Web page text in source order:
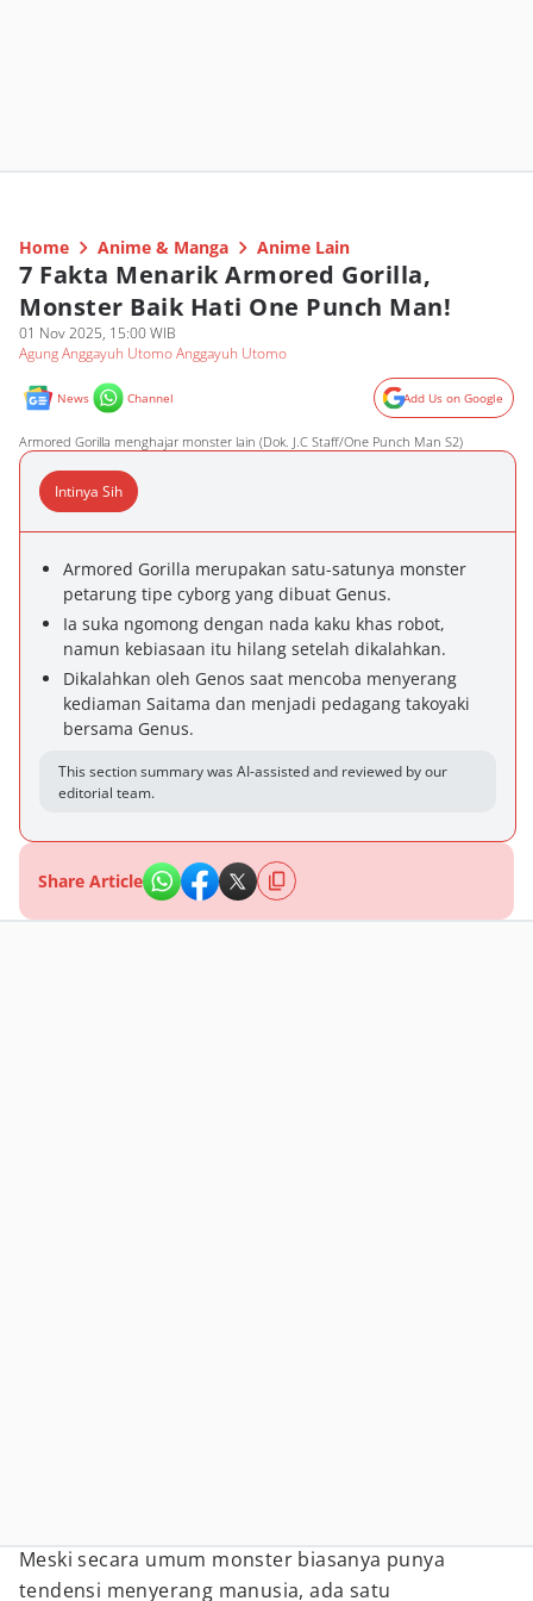
Home Anime & Manga Anime Lain
7 Fakta Menarik Armored Gorilla,
Monster Baik Hati One Punch Man!
01 Nov 2025, 15:00 WIB
Agung Anggayuh Utomo Anggayuh Utomo
News Channel Add Us on Google
Armored Gorilla menghajar monster lain (Dok. J.C Staff/One Punch Man S2)
Intinya Sih
Armored Gorilla merupakan satu-satunya monster
petarung tipe cyborg yang dibuat Genus.
Ia suka ngomong dengan nada kaku khas robot,
namun kebiasaan itu hilang setelah dikalahkan.
Dikalahkan oleh Genos saat mencoba menyerang
kediaman Saitama dan menjadi pedagang takoyaki
bersama Genus.
This section summary was AI-assisted and reviewed by our
editorial team.
Share Article
Meski secara umum monster biasanya punya
tendensi menyerang manusia, ada satu